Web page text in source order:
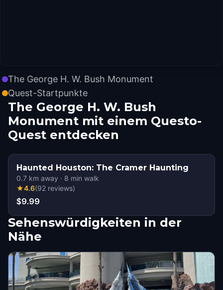
The George H. W. Bush Monument
Quest-Startpunkte
The George H. W. Bush
Monument mit einem Questo-
Quest entdecken
Haunted Houston: The Cramer Haunting
0.7 km away · 8 min walk
★4.6(92 reviews)
$9.99
Sehenswürdigkeiten in der
Nähe